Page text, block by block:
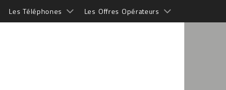
Les Téléphones Les Offres Opérateurs